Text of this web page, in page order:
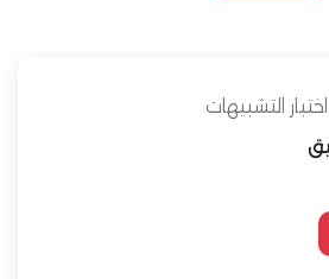
اختبار التشبيهات